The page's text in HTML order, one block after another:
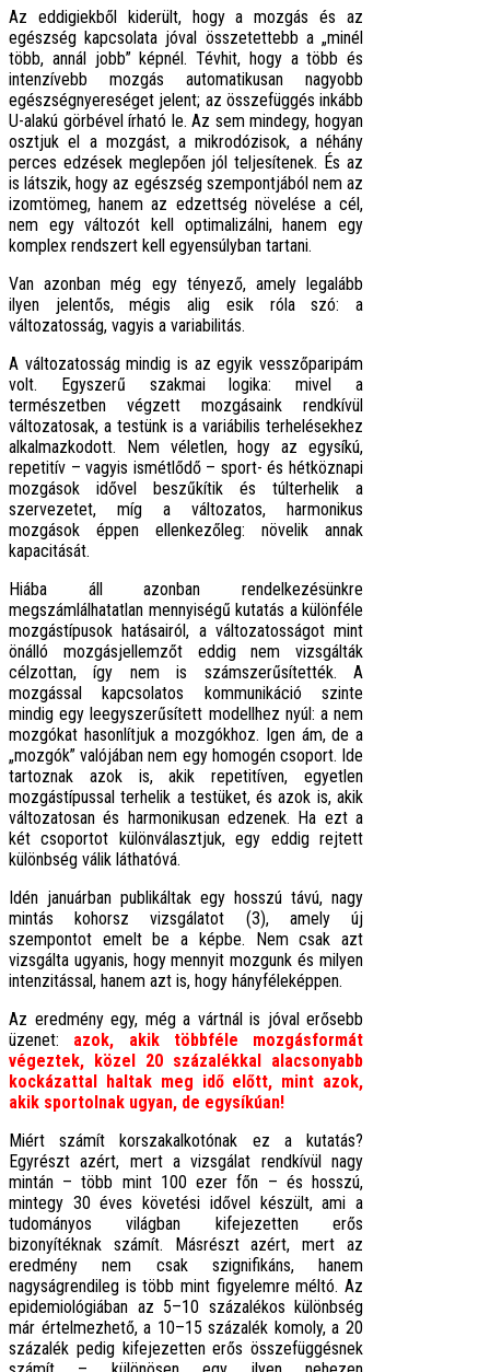
Az eddigiekből kiderült, hogy a mozgás és az
egészség kapcsolata jóval összetettebb a „minél
több, annál jobb” képnél. Tévhit, hogy a több és
intenzívebb mozgás automatikusan nagyobb
egészségnyereséget jelent; az összefüggés inkább
U-alakú görbével írható le. Az sem mindegy, hogyan
osztjuk el a mozgást, a mikrodózisok, a néhány
perces edzések meglepően jól teljesítenek. És az
is látszik, hogy az egészség szempontjából nem az
izomtömeg, hanem az edzettség növelése a cél,
nem egy változót kell optimalizálni, hanem egy
komplex rendszert kell egyensúlyban tartani.
Van azonban még egy tényező, amely legalább
ilyen jelentős, mégis alig esik róla szó: a
változatosság, vagyis a variabilitás.
A változatosság mindig is az egyik vesszőparipám
volt. Egyszerű szakmai logika: mivel a
természetben végzett mozgásaink rendkívül
változatosak, a testünk is a variábilis terhelésekhez
alkalmazkodott. Nem véletlen, hogy az egysíkú,
repetitív – vagyis ismétlődő – sport- és hétköznapi
mozgások idővel beszűkítik és túlterhelik a
szervezetet, míg a változatos, harmonikus
mozgások éppen ellenkezőleg: növelik annak
kapacitását.
Hiába áll azonban rendelkezésünkre
megszámlálhatatlan mennyiségű kutatás a különféle
mozgástípusok hatásairól, a változatosságot mint
önálló mozgásjellemzőt eddig nem vizsgálták
célzottan, így nem is számszerűsítették. A
mozgással kapcsolatos kommunikáció szinte
mindig egy leegyszerűsített modellhez nyúl: a nem
mozgókat hasonlítjuk a mozgókhoz. Igen ám, de a
„mozgók” valójában nem egy homogén csoport. Ide
tartoznak azok is, akik repetitíven, egyetlen
mozgástípussal terhelik a testüket, és azok is, akik
változatosan és harmonikusan edzenek. Ha ezt a
két csoportot különválasztjuk, egy eddig rejtett
különbség válik láthatóvá.
Idén januárban publikáltak egy hosszú távú, nagy
mintás kohorsz vizsgálatot (3), amely új
szempontot emelt be a képbe. Nem csak azt
vizsgálta ugyanis, hogy mennyit mozgunk és milyen
intenzitással, hanem azt is, hogy hányféleképpen.
Az eredmény egy, még a vártnál is jóval erősebb
üzenet: azok, akik többféle mozgásformát
végeztek, közel 20 százalékkal alacsonyabb
kockázattal haltak meg idő előtt, mint azok,
akik sportolnak ugyan, de egysíkúan!
Miért számít korszakalkotónak ez a kutatás?
Egyrészt azért, mert a vizsgálat rendkívül nagy
mintán – több mint 100 ezer főn – és hosszú,
mintegy 30 éves követési idővel készült, ami a
tudományos világban kifejezetten erős
bizonyítéknak számít. Másrészt azért, mert az
eredmény nem csak szignifikáns, hanem
nagyságrendileg is több mint figyelemre méltó. Az
epidemiológiában az 5–10 százalékos különbség
már értelmezhető, a 10–15 százalék komoly, a 20
százalék pedig kifejezetten erős összefüggésnek